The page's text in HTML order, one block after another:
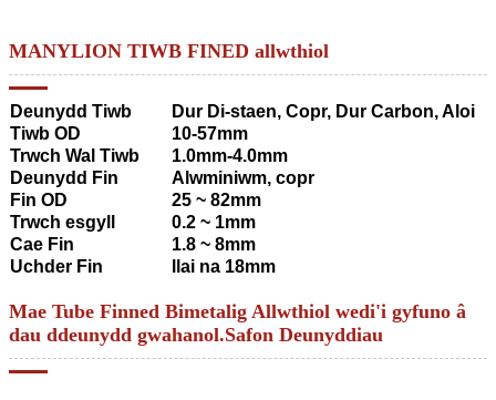
MANYLION TIWB FINED allwthiol
Deunydd Tiwb
Dur Di-staen, Copr, Dur Carbon, Aloi
Tiwb OD
10-57mm
Trwch Wal Tiwb
1.0mm-4.0mm
Deunydd Fin
Alwminiwm, copr
Fin OD
25 ~ 82mm
Trwch esgyll
0.2 ~ 1mm
Cae Fin
1.8 ~ 8mm
Uchder Fin
llai na 18mm
Mae Tube Finned Bimetalig Allwthiol wedi'i gyfuno â
dau ddeunydd gwahanol.Safon Deunyddiau